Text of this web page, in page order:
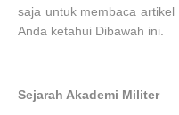
saja untuk membaca artikel
Anda ketahui Dibawah ini.
Sejarah Akademi Militer